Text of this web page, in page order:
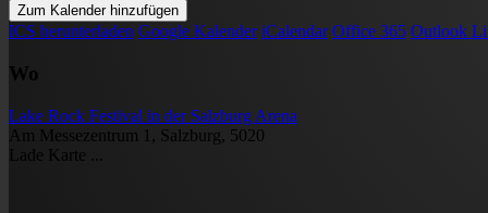
Zum Kalender hinzufügen
ICS herunterladen Google Kalender iCalendar Office 365 Outlook
Wo
Lake Rock Festival in der Salzburg Arena
Am Messezentrum 1, Salzburg, 5020
Lade Karte ...